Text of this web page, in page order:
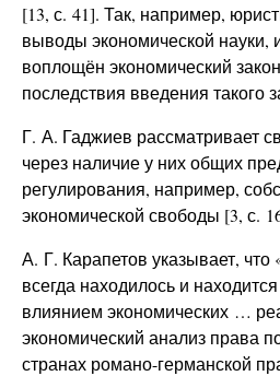
[13, с. 41]. Так, например,
выводы экономической науки,
воплощён экономический
последствия введения такого
Г. А. Гаджиев рассматривает
через наличие у них общих
регулирования, например,
экономической свободы [3, с.
А. Г. Карапетов указывает, что
всегда находилось и
влиянием экономических …
экономический анализ права
странах романо-германской